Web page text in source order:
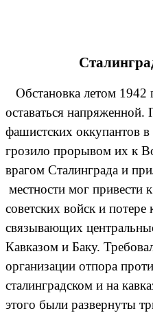
Обстановка летом 1942
оставаться
фашистских оккупантов
грозило прорывом их к
врагом Сталинграда и
местности мог привести
советских войск и
связывающих
Кавказом и Баку.
организации отпора
сталинградском и на
этого были развернуты